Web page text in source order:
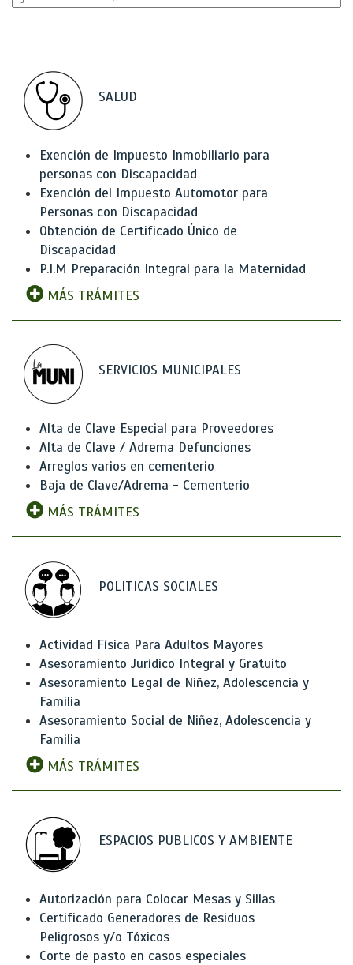
SALUD
Exención de Impuesto Inmobiliario para
personas con Discapacidad
Exención del Impuesto Automotor para
Personas con Discapacidad
Obtención de Certificado Único de
Discapacidad
P.I.M Preparación Integral para la Maternidad
MÁS TRÁMITES
SERVICIOS MUNICIPALES
Alta de Clave Especial para Proveedores
Alta de Clave / Adrema Defunciones
Arreglos varios en cementerio
Baja de Clave/Adrema - Cementerio
MÁS TRÁMITES
POLITICAS SOCIALES
Actividad Física Para Adultos Mayores
Asesoramiento Jurídico Integral y Gratuito
Asesoramiento Legal de Niñez, Adolescencia y
Familia
Asesoramiento Social de Niñez, Adolescencia y
Familia
MÁS TRÁMITES
ESPACIOS PUBLICOS Y AMBIENTE
Autorización para Colocar Mesas y Sillas
Certificado Generadores de Residuos
Peligrosos y/o Tóxicos
Corte de pasto en casos especiales